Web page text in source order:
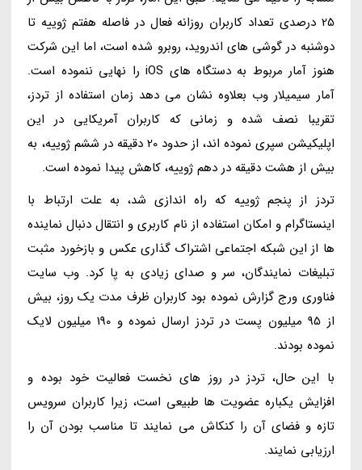
25 درصدی تعداد کاربران روزانه فعال در فاصله هفتم ژوییه تا
دوشنبه در گوشی های اندروید، روبرو شده است، اما این شرکت
هنوز آمار مربوط به دستگاه های iOS را نهایی ننموده است.
آمار سیمیلار وب بعلاوه نشان می دهد زمان استفاده از تردز،
تقریبا نصف شده و زمانی که کاربران آمریکایی در این
اپلیکیشن سپری نموده اند، از حدود 20 دقیقه در ششم ژوییه، به
بیش از هشت دقیقه در دهم ژوییه، کاهش پیدا نموده است.
تردز از پنجم ژوییه که راه اندازی شد، به علت ارتباط با
اینستاگرام و امکان استفاده از نام کاربری و انتقال دنبال نماینده
ها از این شبکه اجتماعی اشتراک گذاری عکس و بازخورد مثبت
تبلیغات نمایندگان، سر و صدای زیادی به پا کرد. وب سایت
فناوری ورج گزارش نموده بود کاربران ظرف مدت یک روز، بیش
از 95 میلیون پست در تردز ارسال نموده و 190 میلیون لایک
نموده بودند.
با این حال، تردز در روز های نخست فعالیت خود بوده و
افزایش یکباره عضویت ها طبیعی است، زیرا کاربران سرویس
تازه و فضای آن را کنکاش می نمایند تا مناسب بودن آن را
ارزیابی نمایند.